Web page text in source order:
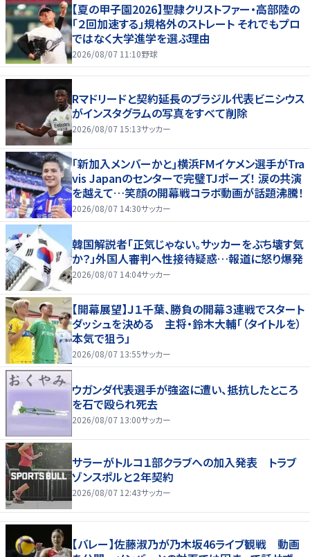
【夏の甲子園2026】聖隷クリストファー・高部陸の
「２回加速する」規格外のストレート それでもプロ
ではなく大学進学を選ぶ理由
2026/08/07 11:10野球
Rマドリードと契約延長のブラジル代表ビニシウス
がインスタグラムの写真をすべて削除
2026/08/07 15:13サッカー
｢新加入メンバーかと｣横浜FMイケメン選手がTra
vis Japanのセンターで完璧TJポーズ！ 涙の共演
を越えて…笑顔の開幕戦コラボ動画が話題沸騰！
2026/08/07 14:30サッカー
韓国解説者「正気じゃない。サッカーをぶち壊す気
か？」外国人審判へ性接待疑惑…報道に怒り爆発
2026/08/07 14:04サッカー
【開幕展望】Ｊ１千葉、勝負の開幕３連戦でスタート
ダッシュを決める 主将・鈴木大輔「（タイトルを）
本気で狙う」
2026/08/07 13:55サッカー
ウガンダ代表選手が強盗に遭い、抵抗したところ
を石で殴られ死去
2026/08/07 13:00サッカー
サラーがトルコ１部クラブへの加入発表 トラブ
ゾンスポルと２年契約
2026/08/07 12:43サッカー
【バレー】佐藤淑乃が乃木坂46ライブ観戦 動画